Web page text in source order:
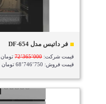
فر داتیس مدل DF-654
قیمت شرکت:72٬365٬000تومان
قیمت فروش: 68٬746٬750 تومان